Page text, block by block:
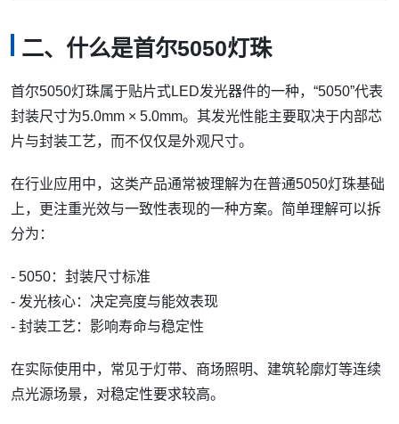
二、什么是首尔5050灯珠
首尔5050灯珠属于贴片式LED发光器件的一种，“5050”代表
封装尺寸为5.0mm × 5.0mm。其发光性能主要取决于内部芯
片与封装工艺，而不仅仅是外观尺寸。
在行业应用中，这类产品通常被理解为在普通5050灯珠基础
上，更注重光效与一致性表现的一种方案。简单理解可以拆
分为：
- 5050：封装尺寸标准
- 发光核心：决定亮度与能效表现
- 封装工艺：影响寿命与稳定性
在实际使用中，常见于灯带、商场照明、建筑轮廓灯等连续
点光源场景，对稳定性要求较高。